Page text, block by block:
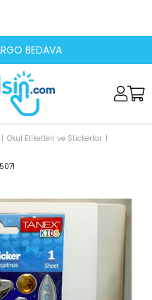
BEDAVA
Okul Etiketleri ve Stickerlar